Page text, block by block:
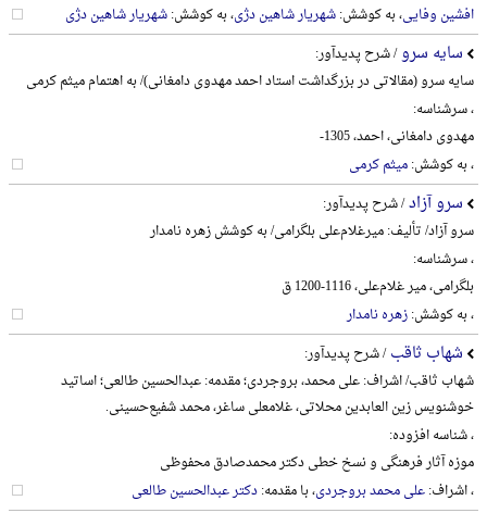
افشین وفایی، به کوشش:شهریار شاهین دژی، به کوشش:شهریار شاهین دژی
سایه سرو/ شرح پدیدآور:
سایه سرو (مقالاتی در بزرگداشت استاد احمد مهدوی دامغانی)/ به اهتمام میثم کرمی
، سرشناسه:
مهدوی دامغانی، احمد، 1305-
، به کوشش:میثم کرمی
سرو آزاد/ شرح پدیدآور:
سرو آزاد/ تألیف: میرغلام‌علی بلگرامی/ به کوشش زهره نامدار
، سرشناسه:
بلگرامی، میر غلام‌علی، 1116-1200 ق
، به کوشش:زهره نامدار
شهاب ثاقب/ شرح پدیدآور:
شهاب ثاقب/ اشراف: علی محمد، بروجردی؛ مقدمه: عبدالحسین طالعی؛ اساتید
خوشنویس زین العابدین محلاتی، غلامعلی ساغر، محمد شفیع‌حسینی.
، شناسه افزوده:
موزه آثار فرهنگی و نسخ خطی دکتر محمدصادق محفوظی
، اشراف:علی محمد بروجردی، با مقدمه:دکتر عبدالحسین طالعی